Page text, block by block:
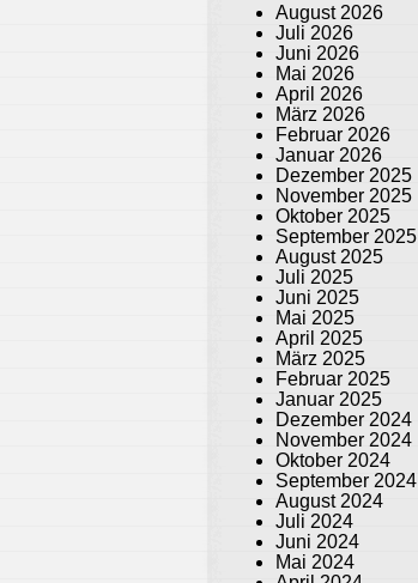
August 2026
Juli 2026
Juni 2026
Mai 2026
April 2026
März 2026
Februar 2026
Januar 2026
Dezember 2025
November 2025
Oktober 2025
September 2025
August 2025
Juli 2025
Juni 2025
Mai 2025
April 2025
März 2025
Februar 2025
Januar 2025
Dezember 2024
November 2024
Oktober 2024
September 2024
August 2024
Juli 2024
Juni 2024
Mai 2024